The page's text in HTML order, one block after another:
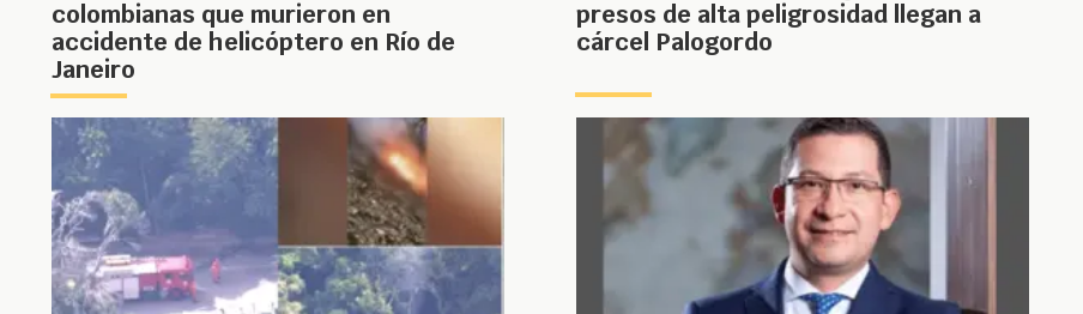
colombianas que murieron en
accidente de helicóptero en Río de
Janeiro
presos de alta peligrosidad llegan a
cárcel Palogordo